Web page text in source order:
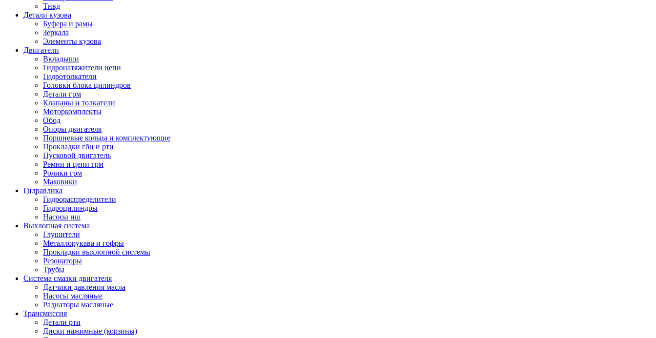
Тнвд
Детали кузова
Буфера и рамы
Зеркала
Элементы кузова
Двигатели
Вкладыши
Гидронатяжители цепи
Гидротолкатели
Головки блока цилиндров
Детали грм
Клапаны и толкатели
Моторкомплекты
Обод
Опоры двигателя
Поршневые кольца и комплектующие
Прокладки гбц и рти
Пусковой двигатель
Ремни и цепи грм
Ролики грм
Маховики
Гидравлика
Гидрораспределители
Гидроцилиндры
Насосы нш
Выхлопная система
Глушители
Металлорукава и гофры
Прокладки выхлопной системы
Резонаторы
Трубы
Система смазки двигателя
Датчики давления масла
Насосы масляные
Радиаторы масляные
Трансмиссия
Детали рти
Диски нажимные (корзины)